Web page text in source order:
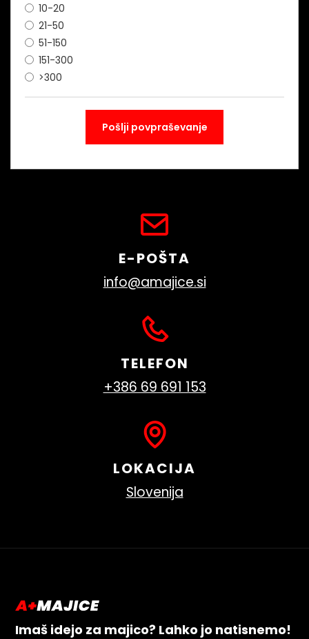
10-20
21-50
51-150
151-300
>300
E-POŠTA
info@amajice.si
TELEFON
+386 69 691 153
LOKACIJA
Slovenija
Imaš idejo za majico? Lahko jo natisnemo!